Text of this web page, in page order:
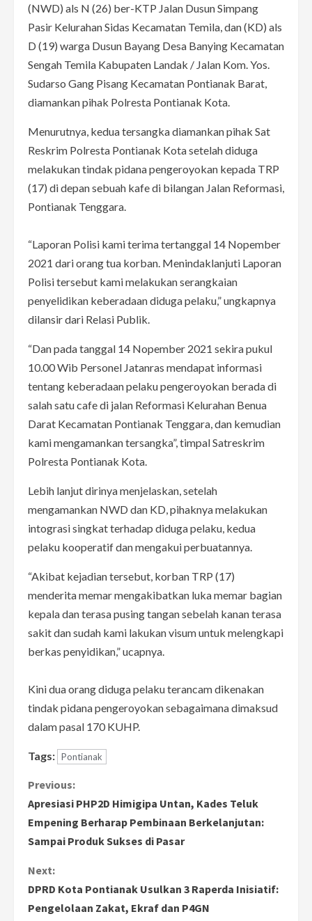
(NWD) als N (26) ber-KTP Jalan Dusun Simpang
Pasir Kelurahan Sidas Kecamatan Temila, dan (KD) als
D (19) warga Dusun Bayang Desa Banying Kecamatan
Sengah Temila Kabupaten Landak / Jalan Kom. Yos.
Sudarso Gang Pisang Kecamatan Pontianak Barat,
diamankan pihak Polresta Pontianak Kota.
Menurutnya, kedua tersangka diamankan pihak Sat
Reskrim Polresta Pontianak Kota setelah diduga
melakukan tindak pidana pengeroyokan kepada TRP
(17) di depan sebuah kafe di bilangan Jalan Reformasi,
Pontianak Tenggara.
“Laporan Polisi kami terima tertanggal 14 Nopember
2021 dari orang tua korban. Menindaklanjuti Laporan
Polisi tersebut kami melakukan serangkaian
penyelidikan keberadaan diduga pelaku,” ungkapnya
dilansir dari Relasi Publik.
“Dan pada tanggal 14 Nopember 2021 sekira pukul
10.00 Wib Personel Jatanras mendapat informasi
tentang keberadaan pelaku pengeroyokan berada di
salah satu cafe di jalan Reformasi Kelurahan Benua
Darat Kecamatan Pontianak Tenggara, dan kemudian
kami mengamankan tersangka”, timpal Satreskrim
Polresta Pontianak Kota.
Lebih lanjut dirinya menjelaskan, setelah
mengamankan NWD dan KD, pihaknya melakukan
intograsi singkat terhadap diduga pelaku, kedua
pelaku kooperatif dan mengakui perbuatannya.
“Akibat kejadian tersebut, korban TRP (17)
menderita memar mengakibatkan luka memar bagian
kepala dan terasa pusing tangan sebelah kanan terasa
sakit dan sudah kami lakukan visum untuk melengkapi
berkas penyidikan,” ucapnya.
Kini dua orang diduga pelaku terancam dikenakan
tindak pidana pengeroyokan sebagaimana dimaksud
dalam pasal 170 KUHP.
Tags: Pontianak
C
o
n
t
i
Previous:
Apresiasi PHP2D Himigipa Untan, Kades Teluk
Empening Berharap Pembinaan Berkelanjutan:
Sampai Produk Sukses di Pasar
Next:
DPRD Kota Pontianak Usulkan 3 Raperda Inisiatif:
Pengelolaan Zakat, Ekraf dan P4GN